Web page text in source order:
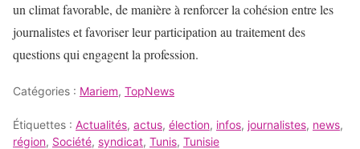
un climat favorable, de manière à renforcer la cohésion entre les
journalistes et favoriser leur participation au traitement des
questions qui engagent la profession.
Catégories : Mariem, TopNews
Étiquettes : Actualités, actus, élection, infos, journalistes, news,
région, Société, syndicat, Tunis, Tunisie